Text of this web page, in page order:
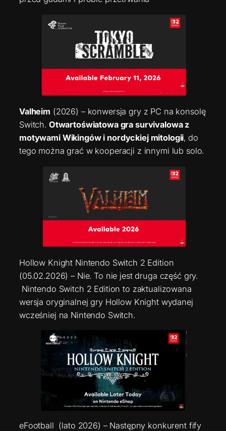
Valheim (2026) – konwersja gry z PC na konsolę
Switch. Otwartoświatowa gra survivalowa z
motywami Wikingów i nordyckiej mitologii, do
tego można grać w kooperacji z innymi lub solo.
Hollow Knight Nintendo Switch 2 Edition
(05.02.2026) – Nie. To nie jest druga część gry.
Nintendo Switch 2 Edition to zaktualizowana
wersja oryginalnej gry Hollow Knight wydanej
wcześniej na Nintendo Switch.
eFootball (lato 2026) – Następny konkurent fify